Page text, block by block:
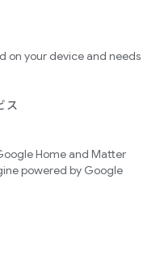
on your device and needs
ス
Home and Matter
powered by Google